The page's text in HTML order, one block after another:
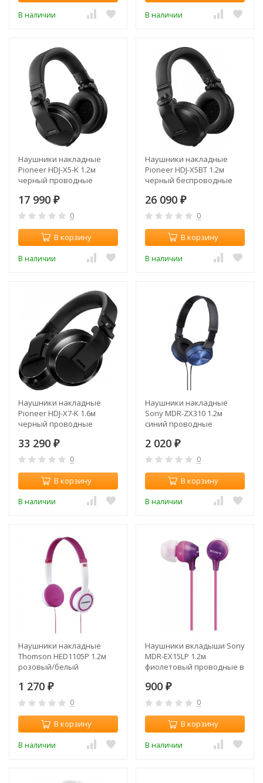
В наличии В наличии
Наушники накладные
Pioneer HDJ-X5-K 1.2м
черный проводные
17 990 ₽
0
В корзину
В наличии
Наушники накладные
Pioneer HDJ-X5BT 1.2м
черный беспроводные
X5BT-K)
26 090 ₽
0
В корзину
В наличии
Наушники накладные
Pioneer HDJ-X7-K 1.6м
черный проводные
33 290 ₽
0
В корзину
В наличии
Наушники накладные
Sony MDR-ZX310 1.2м
синий проводные
2 020 ₽
0
В корзину
В наличии
Наушники накладные
Thomson HED1105P 1.2м
розовый/белый
(00132468)
1 270 ₽
0
В корзину
В наличии
Наушники вкладыши Sony
MDR-EX15LP 1.2м
фиолетовый проводные в
(MDREX15LPV.AE)
900 ₽
0
В корзину
В наличии